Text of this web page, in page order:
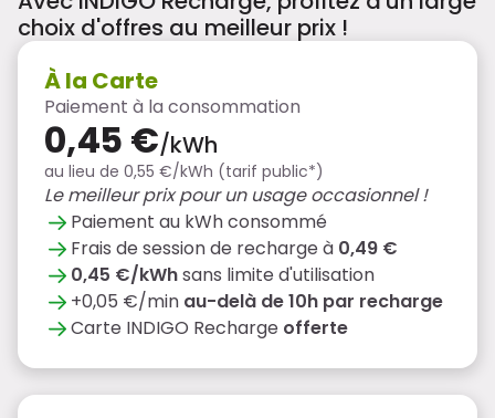
choix d'offres au meilleur prix !
À la Carte
Paiement à la consommation
0,45 €/kWh
au lieu de 0,55 €/kWh (tarif public*)
Le meilleur prix pour un usage occasionnel !
Paiement au kWh consommé
Frais de session de recharge à 0,49 €
0,45 €/kWhsans limite d'utilisation
+0,05 €/min au-delà de 10h par recharge
Carte INDIGO Recharge offerte